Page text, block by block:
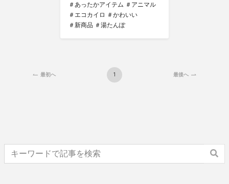
＃あったかアイテム ＃アニマル
＃エコカイロ ＃かわいい
＃新商品 ＃湯たんぽ
最初へ 1 最後へ